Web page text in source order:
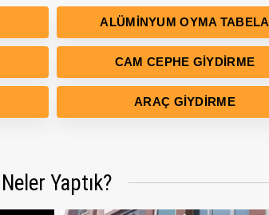
ALÜMINYUM OYMA TABELA
CAM CEPHE GIYDIRME
ARAÇ GIYDIRME
Neler Yaptık?